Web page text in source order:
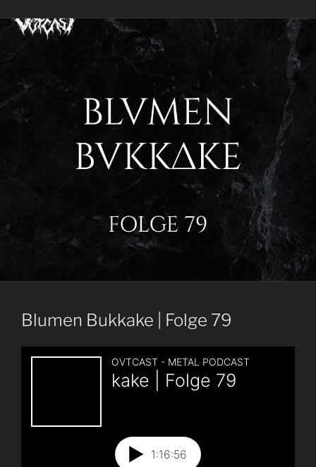
Blumen Bukkake | Folge 79